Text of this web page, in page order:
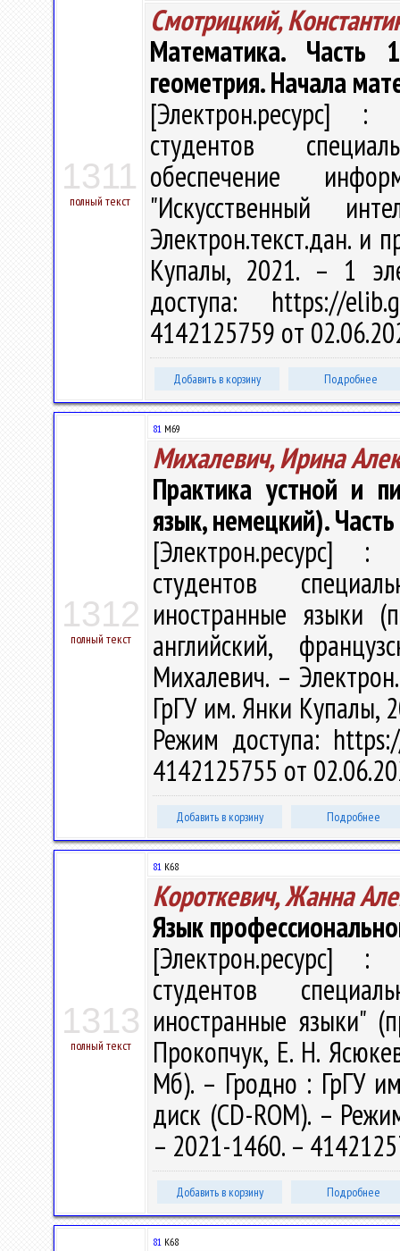
1311
полный текст
Смотрицкий,
Математика. Часть
геометрия. Начала
[Электрон.ресурс] :
студентов
обеспечение
"Искусственный
Электрон.текст.дан. и
Купалы, 2021. – 1
доступа: https://
4142125759 от
Добавить в корзину Подробнее
1312
полный текст
81 М69
Михалевич, Ирина
Практика устной и
язык, немецкий).
[Электрон.ресурс] :
студентов
иностранные языки
английский,
Михалевич. –
ГрГУ им. Янки Купалы,
Режим доступа:
4142125755 от
Добавить в корзину Подробнее
1313
полный текст
81 К68
Короткевич, Жанна
Язык
[Электрон.ресурс] :
студентов
иностранные языки"
Прокопчук, Е. Н.
Мб). – Гродно : ГрГУ
диск (CD-ROM). –
– 2021-1460. –
Добавить в корзину Подробнее
81 К68